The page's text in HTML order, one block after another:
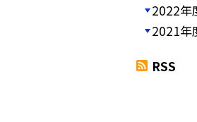
2022年
2021年
RSS